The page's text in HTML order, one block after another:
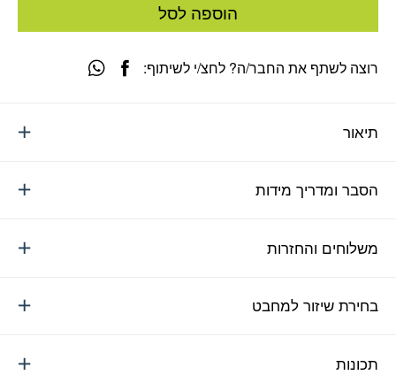
הוספה לסל
תיאור
הסבר ומדריך מידות
משלוחים והחזרות
בחירת שיזור למחבט
תכונות
רוצה לשתף את החבר/ה? לחצ/י לשיתוף: